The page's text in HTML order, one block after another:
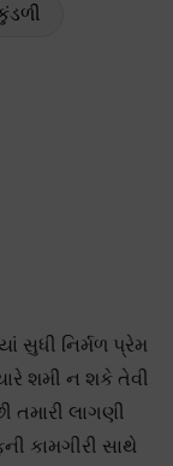
સુધી નિર્મળ પ્રેમ
શમી ન શકે તેવી
તમારી લાગણી
કામગીરી સાથે